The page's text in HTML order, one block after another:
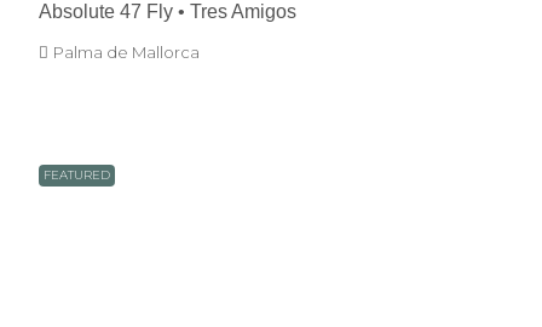
Absolute 47 Fly • Tres Amigos
Palma de Mallorca
FEATURED